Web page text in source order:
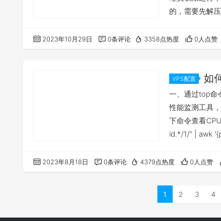
的，需要先解
的宽带效果，
到符合条件的
2023年10月29日 0条评论 3358点热度 0人点赞
VPS配置 如
一、通过top命
性能监测工具
下命令查看
id.*/1/" | awk
示只运行一次
2023年8月18日 0条评论 4379点热度 0人点赞
1 2 3 4